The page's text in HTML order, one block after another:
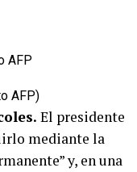
AFP)
El presidente
mediante la
y, en una